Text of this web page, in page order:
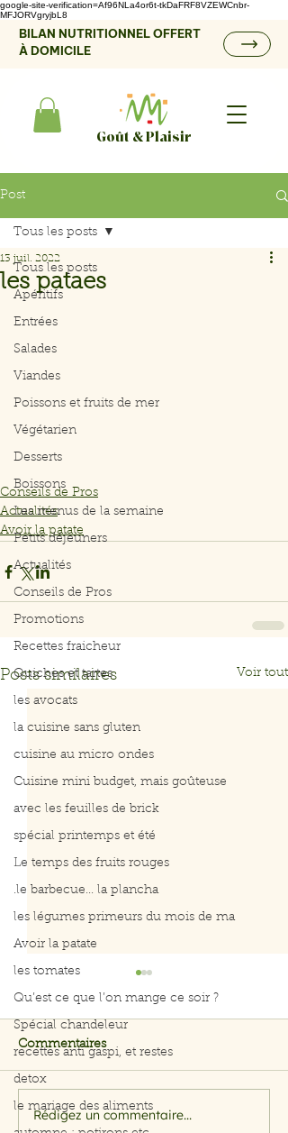
google-site-verification=Af96NLa4or6t-tkDaFRF8VZEWCnbr-
MFJORVgryjbL8
BILAN NUTRITIONNEL OFFERT
À DOMICILE
Goût & Plaisir
Post
Tous les posts
Apéritifs
Entrées
Salades
Viandes
Poissons et fruits de mer
Végétarien
Desserts
Boissons
Les menus de la semaine
Petits déjeuners
Actualités
Conseils de Pros
Promotions
Recettes fraicheur
Quiches et tartes
les avocats
la cuisine sans gluten
cuisine au micro ondes
Cuisine mini budget, mais goûteuse
avec les feuilles de brick
spécial printemps et été
Le temps des fruits rouges
.le barbecue... la plancha
les légumes primeurs du mois de ma
Avoir la patate
les tomates
Qu’est ce que l’on mange ce soir ?
Spécial chandeleur
recettes anti gaspi, et restes
detox
le mariage des aliments
Tous les posts
les pataes
13 juil. 2022
Conseils de Pros
Actualités
Avoir la patate
Posts similaires Voir tout
Petits farcis
Commentaires
Rédigez un commentaire...